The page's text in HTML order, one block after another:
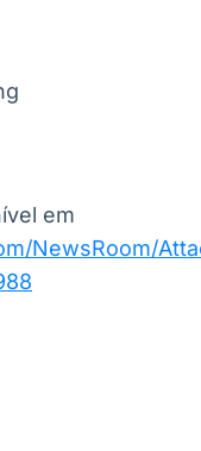
em
NewsRoom/